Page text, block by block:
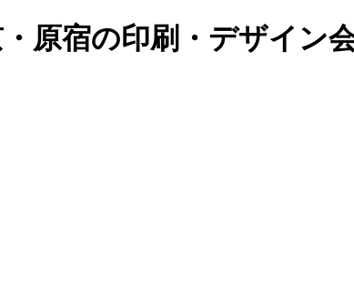
原宿の印刷・デザイン